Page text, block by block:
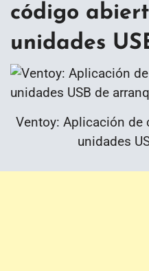
código
unidades
Ventoy: Aplicación de
unidades